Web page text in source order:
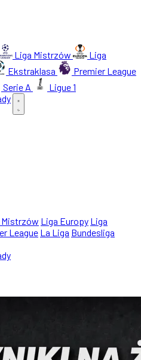
Liga Mistrzów
Liga
Ekstraklasa
Premier League
Serie A
Ligue 1
Mistrzów Liga Europy Liga
League La Liga Bundesliga